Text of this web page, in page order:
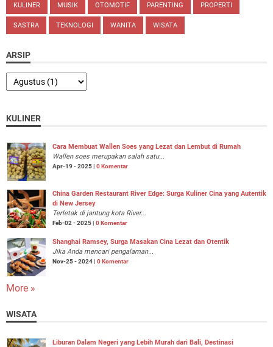
KULINER MUSIK OTOMOTIF PARENTING PROPERTI
SASTRA TEKNOLOGI WANITA WISATA
ARSIP
KULINER
Cara Membuat Wallen Soes yang Lezat dan Lembut di Rumah
Wallen soes merupakan salah satu...
Apr-19 - 2025 | 0 Komentar
China Garden Restaurant River Edge: Surga Kuliner Cina yang Autentik
di New Jersey
Terletak di jantung kota River...
Feb-02 - 2025 | 0 Komentar
Shanghai Ramsey, Surga Masakan Cina Lezat dan Otentik
Jika Anda mencari pengalaman...
Nov-25 - 2024 | 0 Komentar
More »
WISATA
Liburan Dalam Negeri yang Lebih Murah dari Bali, Destinasi